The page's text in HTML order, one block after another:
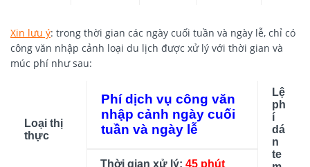
Xin lưu ý: trong thời gian các ngày cuối tuần và ngày lễ, chỉ có
công văn nhập cảnh loại du lịch được xử lý với thời gian và
múc phí như sau:
Loại thị
thực
Phí dịch vụ công văn
nhập cảnh ngày cuối
tuần và ngày lễ
Lệ
ph
í
dá
n
te
Thời gian xử lý: 45 phút